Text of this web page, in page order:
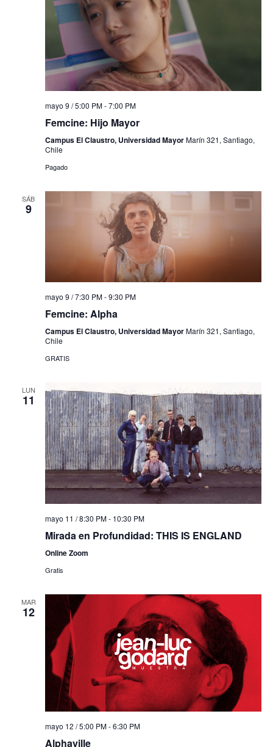
mayo 9 / 5:00 PM-7:00 PM
Femcine: Hijo Mayor
Campus El Claustro, Universidad MayorMarín 321, Santiago,
Chile
Pagado
SÁB
9
mayo 9 / 7:30 PM-9:30 PM
Femcine: Alpha
Campus El Claustro, Universidad MayorMarín 321, Santiago,
Chile
GRATIS
LUN
11
mayo 11 / 8:30 PM- 10:30 PM
Mirada en Profundidad: THIS IS ENGLAND
Online Zoom
Gratis
MAR
12
mayo 12 / 5:00 PM-6:30 PM
Alphaville